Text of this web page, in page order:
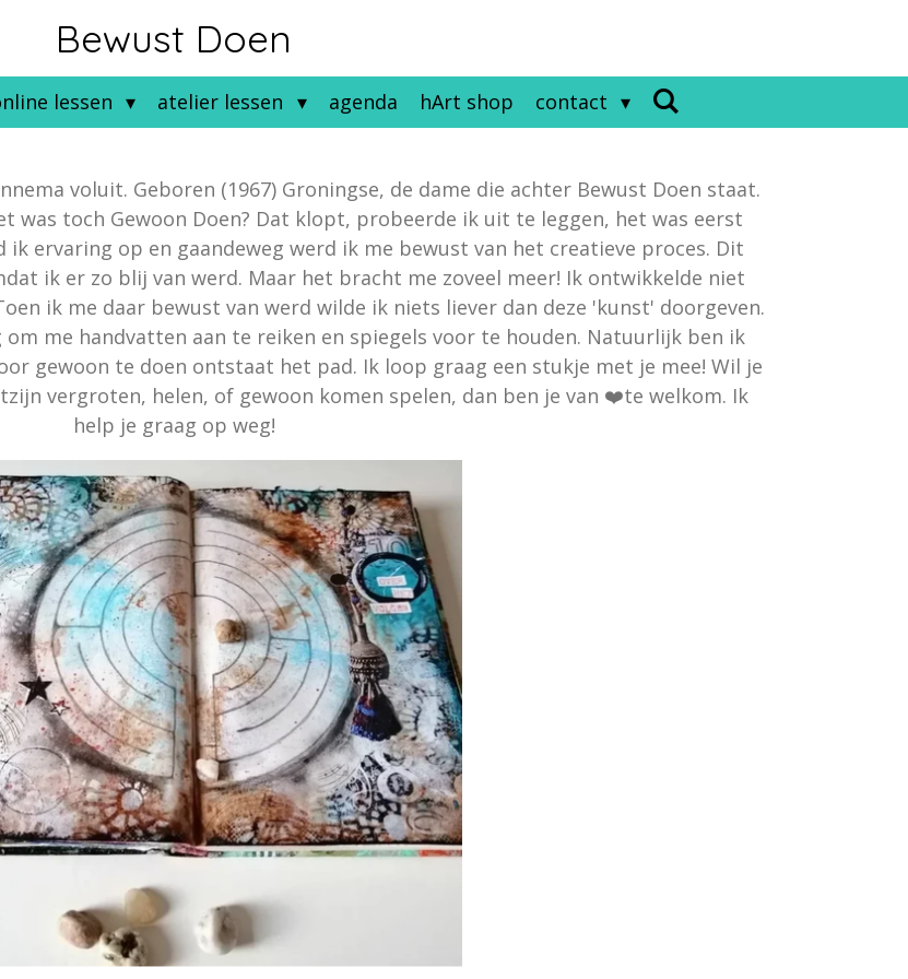
Bewust Doen
lessen atelier lessen agenda hArt shop contact
voluit. Geboren (1967) Groningse, de dame die achter Bewust Doen staat.
was toch Gewoon Doen? Dat klopt, probeerde ik uit te leggen, het was eerst
ik ervaring op en gaandeweg werd ik me bewust van het creatieve proces. Dit
ik er zo blij van werd. Maar het bracht me zoveel meer! Ik ontwikkelde niet
ik me daar bewust van werd wilde ik niets liever dan deze 'kunst' doorgeven.
me handvatten aan te reiken en spiegels voor te houden. Natuurlijk ben ik
gewoon te doen ontstaat het pad. Ik loop graag een stukje met je mee! Wil je
vergroten, helen, of gewoon komen spelen, dan ben je van ❤️te welkom. Ik
help je graag op weg!